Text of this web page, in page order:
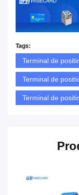
Tags:
Terminal de
Terminal de
Terminal de